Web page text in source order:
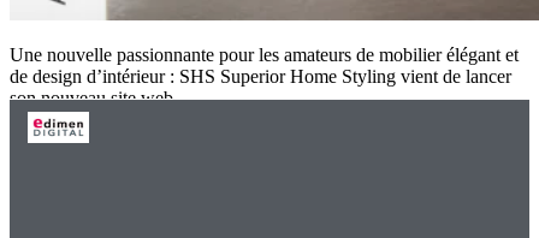
Une nouvelle passionnante pour les amateurs de mobilier élégant et
de design d’intérieur : SHS Superior Home Styling vient de lancer
son nouveau site web